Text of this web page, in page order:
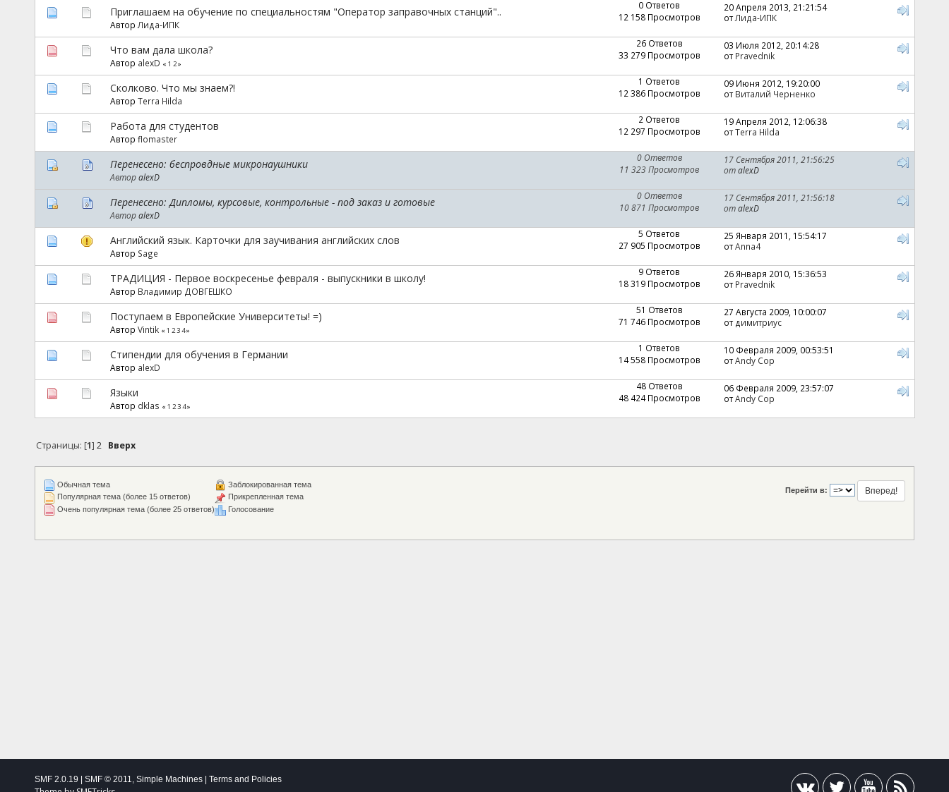
Приглашаем на обучение по специальностям "Оператор заправочных станций"..
Автор Лида-ИПК
0 Ответов
12 158 Просмотров
20 Апреля 2013, 21:21:54
отЛида-ИПК
Что вам дала школа?
Автор alexD « 1 2»
26 Ответов
33 279 Просмотров
03 Июля 2012, 20:14:28
отPravednik
Сколково. Что мы знаем?!
Автор Terra Hilda
1 Ответов
12 386 Просмотров
09 Июня 2012, 19:20:00
отВиталий Черненко
Работа для студентов
Автор flomaster
2 Ответов
12 297 Просмотров
19 Апреля 2012, 12:06:38
отTerra Hilda
Перенесено: беспровдные микронаушники
АвторalexD
0 Ответов
11 323 Просмотров
17 Сентября 2011, 21:56:25
отalexD
Перенесено: Дипломы, курсовые, контрольные - под заказ и готовые
АвторalexD
0 Ответов
10 871 Просмотров
17 Сентября 2011, 21:56:18
отalexD
Английский язык. Карточки для заучивания английских слов
Автор Sage
5 Ответов
27 905 Просмотров
25 Января 2011, 15:54:17
отAnna4
ТРАДИЦИЯ - Первое воскресенье февраля - выпускники в школу!
Автор Владимир ДОВГЕШКО
9 Ответов
18 319 Просмотров
26 Января 2010, 15:36:53
отPravednik
Поступаем в Европейские Университеты! =)
Автор Vintik « 1 234»
51 Ответов
71 746 Просмотров
27 Августа 2009, 10:00:07
отдимитриус
Cтипендии для обучения в Германии
Автор alexD
1 Ответов
14 558 Просмотров
10 Февраля 2009, 00:53:51
отAndy Cop
Языки
Автор dklas « 1 234»
48 Ответов
48 424 Просмотров
06 Февраля 2009, 23:57:07
отAndy Cop
Страницы: [1]2 Вверх
Перейти в:
Обычная тема
Популярная тема (более 15 ответов)
Очень популярная тема (более 25 ответов)
Заблокированная тема
Прикрепленная тема
Голосование
SMF 2.0.19 | SMF © 2011 Simple Machines| Terms and Policies